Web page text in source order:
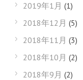
2019年1月 (1)
2018年12月 (5)
2018年11月 (3)
2018年10月 (2)
2018年9月 (2)